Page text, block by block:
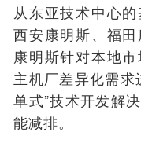
从东亚技术中心的
西安康明斯、福
康明斯针对本地市
主机厂差异化需求
单式”技术开发解
能减排。